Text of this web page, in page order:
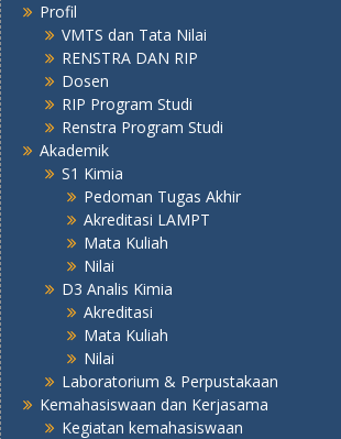
Profil
VMTS dan Tata Nilai
RENSTRA DAN RIP
Dosen
RIP Program Studi
Renstra Program Studi
Akademik
S1 Kimia
Pedoman Tugas Akhir
Akreditasi LAMPT
Mata Kuliah
Nilai
D3 Analis Kimia
Akreditasi
Mata Kuliah
Nilai
Laboratorium & Perpustakaan
Kemahasiswaan dan Kerjasama
Kegiatan kemahasiswaan